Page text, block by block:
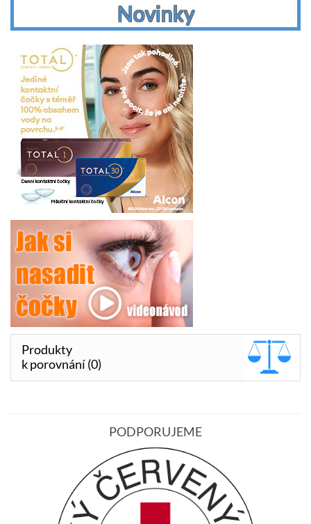
Novinky
Produkty
k porovnání (0)
PODPORUJEME